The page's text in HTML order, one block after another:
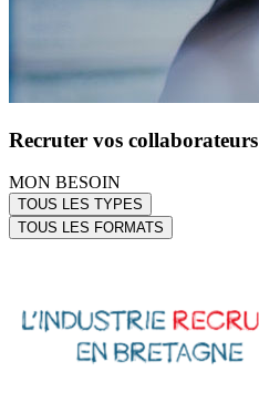
Recruter vos collaborateurs
MON BESOIN
TOUS LES TYPES
TOUS LES FORMATS